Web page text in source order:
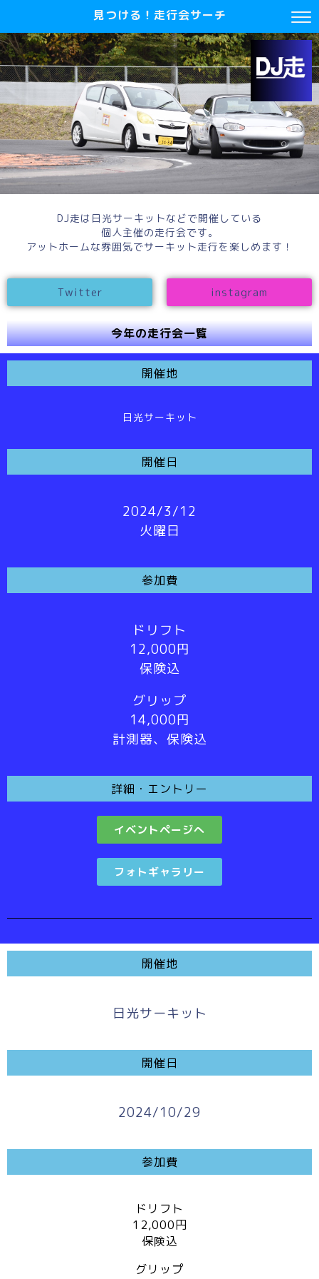
見つける！走行会サーチ
DJ走は日光サーキットなどで開催している
個人主催の走行会です。
アットホームな雰囲気でサーキット走行を楽しめます！
Twitter instagram
今年の走行会一覧
開催地
日光サーキット
開催日
2024/3/12
火曜日
参加費
ドリフト
12,000円
保険込
グリップ
14,000円
計測器、保険込
詳細・エントリー
イベントページへ
フォトギャラリー
開催地
日光サーキット
開催日
2024/10/29
参加費
ドリフト
12,000円
保険込
グリップ